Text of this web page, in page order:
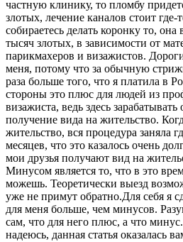
частную клинику, то пломбу
злотых, лечение каналов стоит
собираетесь делать коронку то,
тысяч злотых, в зависимости от
парикмахеров и визажистов.
меня, потому что за обычную
раза больше того, что я платила в
стороны это плюс для людей из
визажиста, ведь здесь
получение вида на жительство.
жительство, вся процедура заняла
месяцев, что это казалось очень
мои друзья получают вид на
Минусом является то, что в это
можешь. Теоретически выезд
уже не примут обратно.Для себя я
для меня больше, чем минусов.
сам, что для него плюс, а что
надеюсь, данная статья оказалась